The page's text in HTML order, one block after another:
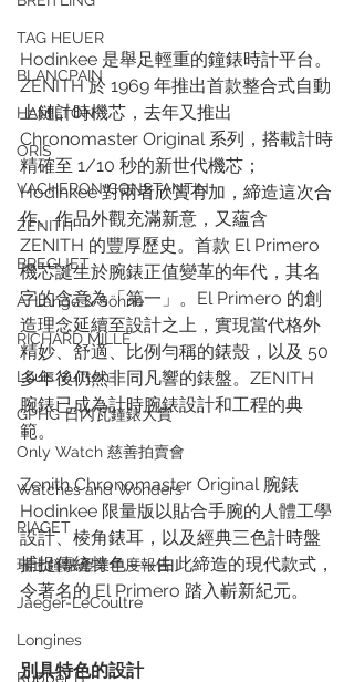
TAG HEUER
BLANCPAIN
HAMILTON
ORIS
VACHERON CONSTANTIN
ZENITH
BREGUET
A. Lange & Söhne
RICHARD MILLE
Louis Vuitton
GPHG 日內瓦鐘錶大賞
Only Watch 慈善拍賣會
Watches and Wonders
PIAGET
瑞士鐘錶產業年度報告
Jaeger-LeCoultre
Longines
Rubber B
Hodinkee 是舉足輕重的鐘錶時計平台。
ZENITH 於 1969 年推出首款整合式自動
上鏈計時機芯，去年又推出
Chronomaster Original 系列，搭載計時
精確至 1/10 秒的新世代機芯；
Hodinkee 對兩者欣賞有加，締造這次合
作。作品外觀充滿新意，又蘊含
ZENITH 的豐厚歷史。首款 El Primero
機芯誕生於腕錶正值變革的年代，其名
字的含意為「第一」。El Primero 的創
造理念延續至設計之上，實現當代格外
精妙、舒適、比例勻稱的錶殼，以及 50
多年後仍然非同凡響的錶盤。ZENITH
腕錶已成為計時腕錶設計和工程的典
範。
Zenith Chronomaster Original 腕錶
Hodinkee 限量版以貼合手腕的人體工學
設計、棱角錶耳，以及經典三色計時盤
捕捉傳統特色——由此締造的現代款式，
令著名的 El Primero 踏入嶄新紀元。
別具特色的設計